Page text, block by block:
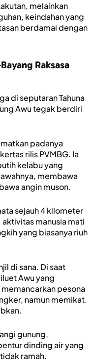
melainkan
keindahan yang
berdamai dengan
Raksasa
di seputaran Tahuna
Awu tegak berdiri
padanya
rilis PVMBG. Ia
kelabu yang
membawa
angin muson.
sejauh 4 kilometer
manusia mati
yang biasanya riuh
di sana. Di saat
Awu yang
pesona
namun memikat.
gunung,
dinding air yang
ramah.